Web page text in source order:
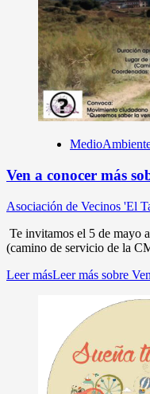
Ven a conocer más
Asociación de Vecinos 'El
Te invitamos el 5 de mayo
(camino de servicio de la
Leer másLeer más sobre